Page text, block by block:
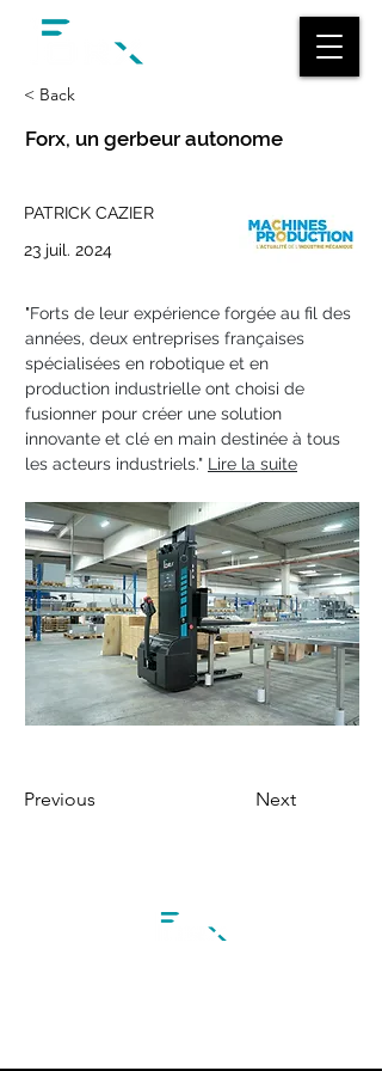
< Back
Forx, un gerbeur autonome
PATRICK CAZIER
23 juil. 2024
"Forts de leur expérience forgée au fil des
années, deux entreprises françaises
spécialisées en robotique et en
production industrielle ont choisi de
fusionner pour créer une solution
innovante et clé en main destinée à tous
les acteurs industriels." Lire la suite
Previous Next